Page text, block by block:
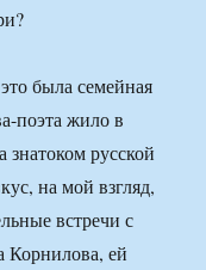
была семейная
поэта жило в
русской
на мой взгляд,
встречи с
Корнилова, ей